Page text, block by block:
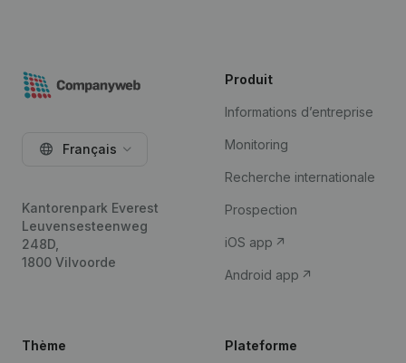
Français
Kantorenpark Everest
Leuvensesteenweg
248D,
1800 Vilvoorde
Produit
Informations d’entreprise
Monitoring
Recherche internationale
Prospection
iOS app
Android app
Thème Plateforme